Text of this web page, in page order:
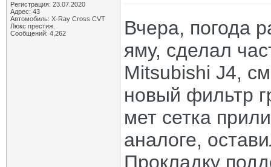
Регистрация: 23.07.2020
Адрес: 43
Автомобиль: X-Ray Cross CVT
Люкс престиж.
Сообщений: 4,262
Вчера, погода
яму, сделал
Mitsubishi J4,
новый фильтр
мет сетка
аналоге,
Прокладку